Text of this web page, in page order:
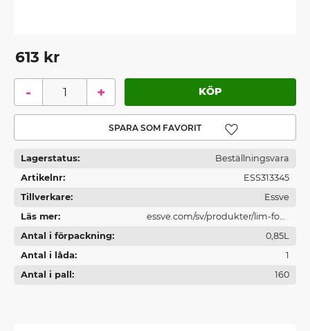
613 kr
+
-
Lägg till i favoriter
Lagerstatus
Beställningsvara
Artikelnr
ESS313345
Tillverkare
Essve
Läs mer
essve.com/sv/produkter/lim-fog-
och-brandtatning/
Antal i förpackning
0,85L
Antal i låda
1
Antal i pall
160